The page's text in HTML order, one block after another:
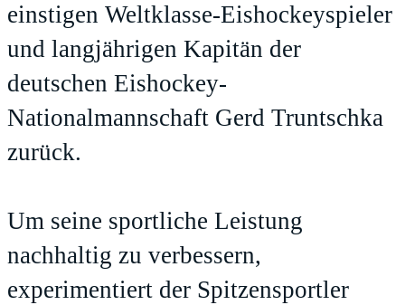
einstigen Weltklasse-Eishockeyspieler
und langjährigen Kapitän der
deutschen Eishockey-
Nationalmannschaft Gerd Truntschka
zurück.
Um seine sportliche Leistung
nachhaltig zu verbessern,
experimentiert der Spitzensportler